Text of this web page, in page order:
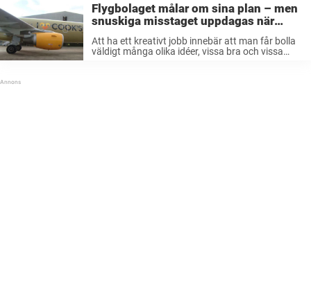
Flygbolaget målar om sina plan – men
snuskiga misstaget uppdagas när
Att ha ett kreativt jobb innebär att man får bolla
väldigt många olika idéer, vissa bra och vissa